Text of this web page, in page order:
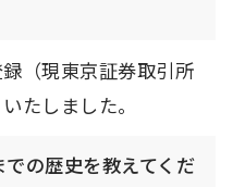
（現東京証券取引所
たしました。
の歴史を教えてくだ